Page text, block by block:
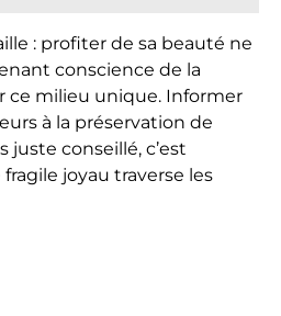
: profiter de sa beauté ne
conscience de la
ce milieu unique. Informer
à la préservation de
juste conseillé, c’est
joyau traverse les